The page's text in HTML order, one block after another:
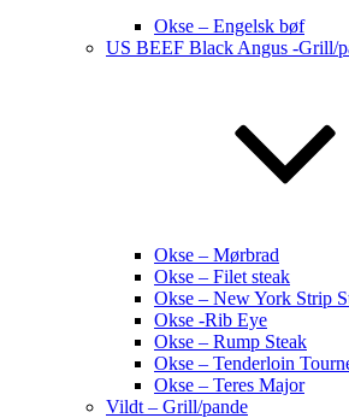
Okse – Engelsk bøf
US BEEF Black Angus -Grill/
Okse – Mørbrad
Okse – Filet steak
Okse – New York Strip
Okse -Rib Eye
Okse – Rump Steak
Okse – Tenderloin
Okse – Teres Major
Vildt – Grill/pande